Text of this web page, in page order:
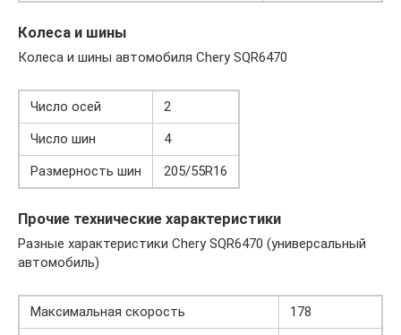
Колеса и шины
Колеса и шины автомобиля Chery SQR6470
Число осей
2
Число шин
4
Размерность шин
205/55R16
Прочие технические характеристики
Разные характеристики Chery SQR6470 (универсальный
автомобиль)
Максимальная скорость
178